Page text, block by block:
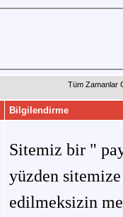
Tüm Zamanlar
Bilgilendirme
Sitemiz bir "
yüzden
edilmeksizin